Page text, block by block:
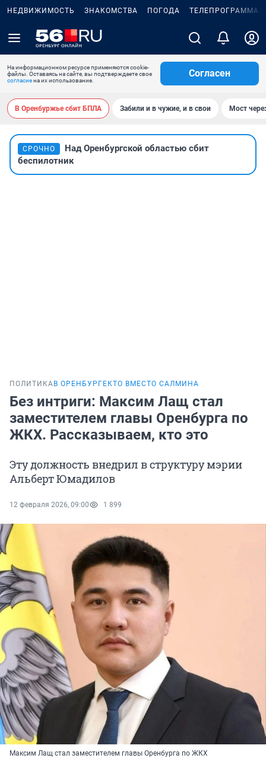
НЕДВИЖИМОСТЬ ЗНАКОМСТВА ПОГОДА ТЕЛЕПРОГРАММА
На информационном ресурсе применяются cookie-
файлы. Оставаясь на сайте, вы подтверждаете свое
согласиена их использование.
Согласен
В Оренбуржье сбит БПЛА Забили и в чужие, и в свои Мост
СРОЧНО
Над Оренбургской областью сбит
беспилотник
ПОЛИТИКА В ОРЕНБУРГЕ КТО ВМЕСТО САЛМИНА
Без интриги: Максим Лащ стал
заместителем главы Оренбурга по
ЖКХ. Рассказываем, кто это
Эту должность внедрил в структуру мэрии
Альберт Юмадилов
12 февраля 2026, 09:00 1 899
Максим Лащ стал заместителем главы Оренбурга по ЖКХ